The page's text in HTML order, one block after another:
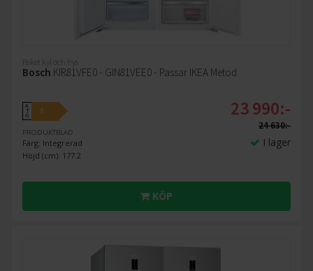
Paket kyl och frys
Bosch KIR81VFE0 - GIN81VEE0 - Passar IKEA Metod
A
↑
G
E
PRODUKTBLAD
Färg: Integrerad
Höjd (cm): 177.2
23 990:-
24 630:-
I lager
KÖP